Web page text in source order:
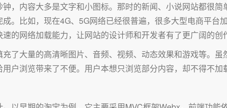
，内容大多是文字和小图标。那时的新闻、小说网站都很
。比如，现在4G、5G网络已经很普遍，很多大型电商平台
的网络加载能力，让网站的设计师和开发者有了更广阔的创
了大量的高清晰图片、音频、视频、动态效果和游戏等。
户浏览带来了不便。用户本想只浏览部分内容，却不得不加